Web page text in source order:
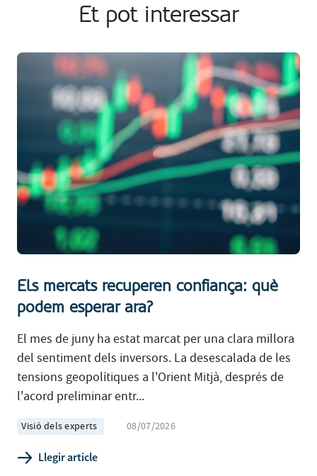
Et pot interessar
Els mercats recuperen confiança: què
podem esperar ara?
El mes de juny ha estat marcat per una clara millora
del sentiment dels inversors. La desescalada de les
tensions geopolítiques a l'Orient Mitjà, després de
l'acord preliminar entr...
Visió dels experts 08/07/2026
Llegir article